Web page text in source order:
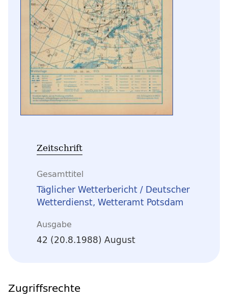
Zeitschrift
Gesamttitel
Täglicher Wetterbericht / Deutscher
Wetterdienst, Wetteramt Potsdam
Ausgabe
42 (20.8.1988) August
Zugriffsrechte